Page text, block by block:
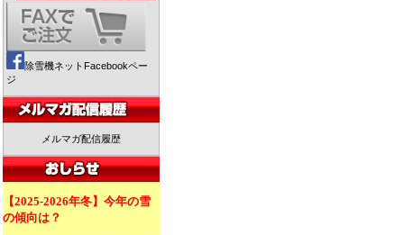
除雪機ネットFacebookペー
ジ
メルマガ配信履歴
【2025-2026年冬】今年の雪
の傾向は？